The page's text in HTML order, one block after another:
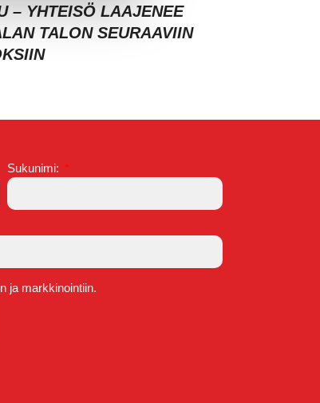
– YHTEISÖ LAAJENEE
TALON SEURAAVIIN
Sukunimi:
ja markkinointiin.